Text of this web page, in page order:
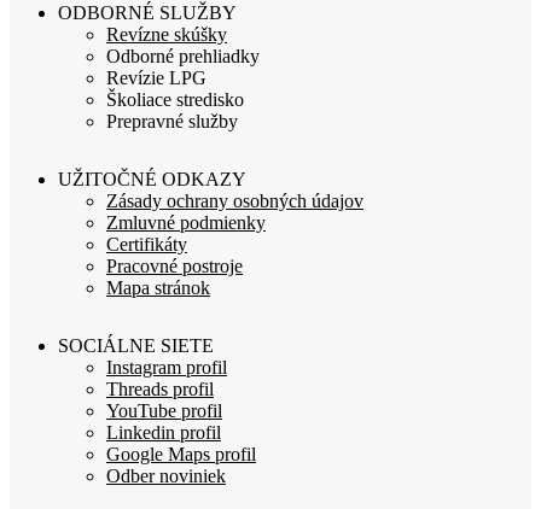
ODBORNÉ SLUŽBY
Revízne skúšky
Odborné prehliadky
Revízie LPG
Školiace stredisko
Prepravné služby
UŽITOČNÉ ODKAZY
Zásady ochrany osobných údajov
Zmluvné podmienky
Certifikáty
Pracovné postroje
Mapa stránok
SOCIÁLNE SIETE
Instagram profil
Threads profil
YouTube profil
Linkedin profil
Google Maps profil
Odber noviniek